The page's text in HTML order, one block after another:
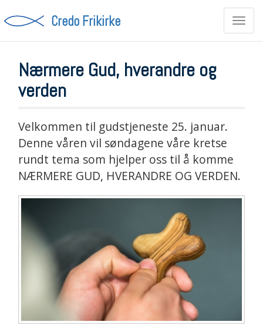
Credo Frikirke
Nærmere Gud, hverandre og
verden
Velkommen til gudstjeneste 25. januar.
Denne våren vil søndagene våre kretse
rundt tema som hjelper oss til å komme
NÆRMERE GUD, HVERANDRE OG VERDEN.